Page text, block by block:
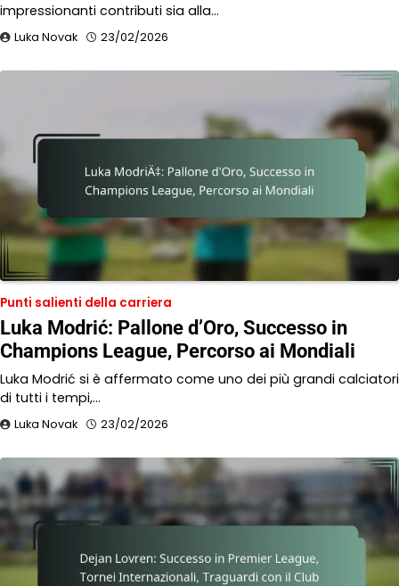
impressionanti contributi sia alla…
Luka Novak 23/02/2026
Punti salienti della carriera
Luka Modrić: Pallone d’Oro, Successo in
Champions League, Percorso ai Mondiali
Luka Modrić si è affermato come uno dei più grandi calciatori
di tutti i tempi,…
Luka Novak 23/02/2026